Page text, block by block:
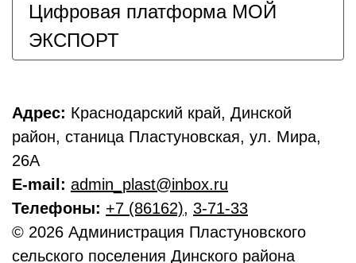
Цифровая платформа МОЙ
ЭКСПОРТ
Адрес: Краснодарский край, Динской
район, станица Пластуновская, ул. Мира,
26А
E-mail: admin_plast@inbox.ru
Телефоны: +7 (86162), 3-71-33
© 2026 Администрация Пластуновского
сельского поселения Динского района